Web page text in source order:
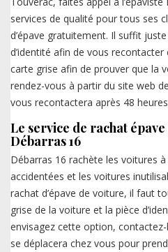
services de qualité pour tous ses
d’épave gratuitement. Il suffit
d’identité afin de vous
carte grise afin de prouver que la
rendez-vous à partir du site web
vous recontactera après 48
Le service de rachat
Débarras 16
Débarras 16 rachète les voitures à
accidentées et les voitures
rachat d’épave de voiture, il faut
grise de la voiture et la pièce
envisagez cette option,
se déplacera chez vous pour